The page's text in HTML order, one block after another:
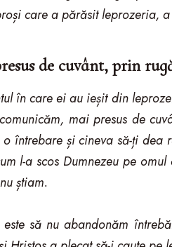
care a părăsit leprozeria,
de cuvânt, prin
în care ei au ieșit din
mai presus de
întrebare și cineva să-ți
l-a scos Dumnezeu pe
știam.
este să nu abandonăm